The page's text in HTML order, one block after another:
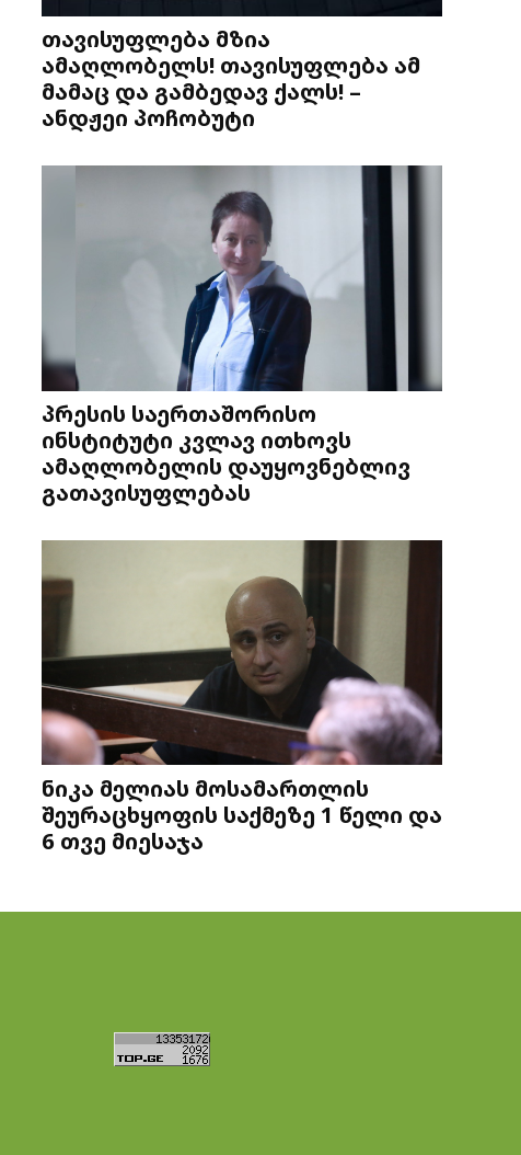
თავისუფლება მზია
ამაღლობელს! თავისუფლება ამ
მამაც და გამბედავ ქალს! –
ანდჟეი პოჩობუტი
პრესის საერთაშორისო
ინსტიტუტი კვლავ ითხოვს
ამაღლობელის დაუყოვნებლივ
გათავისუფლებას
ნიკა მელიას მოსამართლის
შეურაცხყოფის საქმეზე 1 წელი და
6 თვე მიესაჯა